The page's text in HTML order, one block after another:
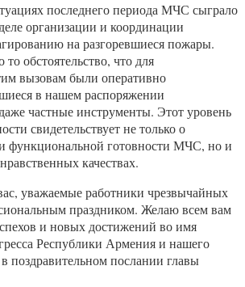
последнего периода МЧС сыграло
организации и координации
на разгоревшиеся пожары.
обстоятельство, что для
вызовам были оперативно
в нашем распоряжении
частные инструменты. Этот уровень
свидетельствует не только о
функциональной готовности МЧС, но и
качествах.
уважаемые работники чрезвычайных
праздником. Желаю всем вам
и новых достижений во имя
Республики Армения и нашего
поздравительном послании главы